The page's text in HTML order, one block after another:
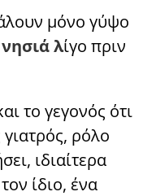
μόνο γύψο
λίγο πριν
το γεγονός ότι
ρόλο
ιδιαίτερα
ίδιο, ένα